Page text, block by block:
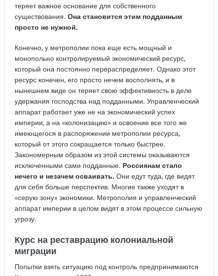
теряет важное основание для собственного
существования. Она становится этим подданным
просто не нужной.
Конечно, у метрополии пока еще есть мощный и
монопольно контролируемый экономический ресурс,
который она постоянно перераспределяет. Однако этот
ресурс конечен, его просто нечем восполнять, и в
нынешнем виде он теряет свою эффективность в деле
удержания господства над подданными. Управленческий
аппарат работает уже не на экономический успех
империи, а на «колонизацию» и освоение все того же
имеющегося в распоряжении метрополии ресурса,
который от этого сокращается только быстрее.
Закономерным образом из этой системы оказываются
исключенными сами подданные. Россиянам стало
нечего и незачем осваивать. Они едут туда, где видят
для себя больше перспектив. Многие также уходят в
«серую зону» экономики. Метрополия и управленческий
аппарат империи в целом видят в этом процессе сильную
угрозу.
Курс на реставрацию колониальной
миграции
Попытки взять ситуацию под контроль предпринимаются